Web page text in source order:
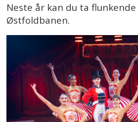
Neste år kan du ta
Østfoldbanen.